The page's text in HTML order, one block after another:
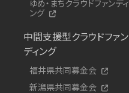
ゆめ・まちクラウドファンディ
ング
中間支援型クラウドファン
ディング
福井県共同募金会
新潟県共同募金会